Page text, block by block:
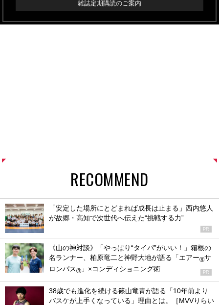
雑誌定期購読のご案内
RECOMMEND
「安定した場所にとどまれば成長は止まる」西内悠人
が故郷・高知で次世代へ伝えた“挑戦する力”
PR
《山の神対談》「やっぱり“タイパ”がいい！」箱根の
名ランナー、柏原竜二と神野大地が語る「エアー®サ
ロンパス® 」×コンディショニング術 PR
38歳でも進化を続ける篠山竜青が語る「10年前より
バスケが上手くなっている」理由とは。［MVVりらい